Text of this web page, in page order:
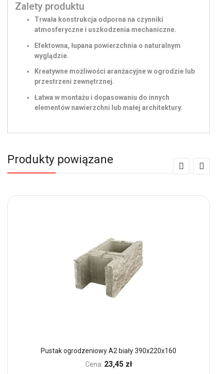
Zalety produktu
Trwała konstrukcja odporna na czynniki
atmosferyczne i uszkodzenia mechaniczne.
Efektowna, łupana powierzchnia o naturalnym
wyglądzie.
Kreatywne możliwości aranżacyjne w ogrodzie lub
przestrzeni zewnętrznej.
Łatwa w montażu i dopasowaniu do innych
elementów nawierzchni lub małej architektury.
Produkty powiązane
Pustak ogrodzeniowy A2 biały 390x220x160
Cena: 23,45 zł